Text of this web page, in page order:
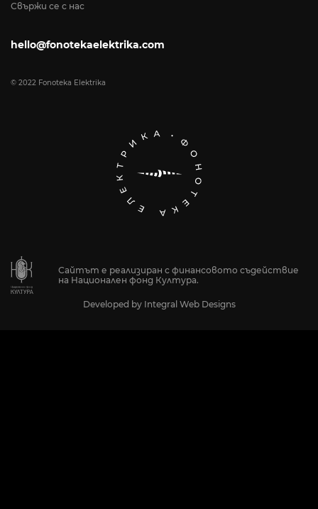
Свържи се с нас
hello@fonotekaelektrika.com
© 2022 Fonoteka Elektrika
Сайтът е реализиран с финансовото съдействие
на Национален фонд Култура.
Developed by Integral Web Designs